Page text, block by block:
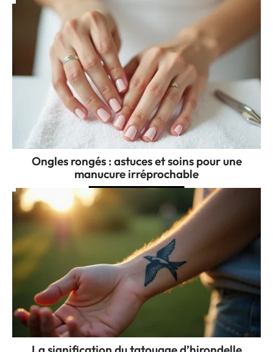
Ongles rongés : astuces et soins pour une
manucure irréprochable